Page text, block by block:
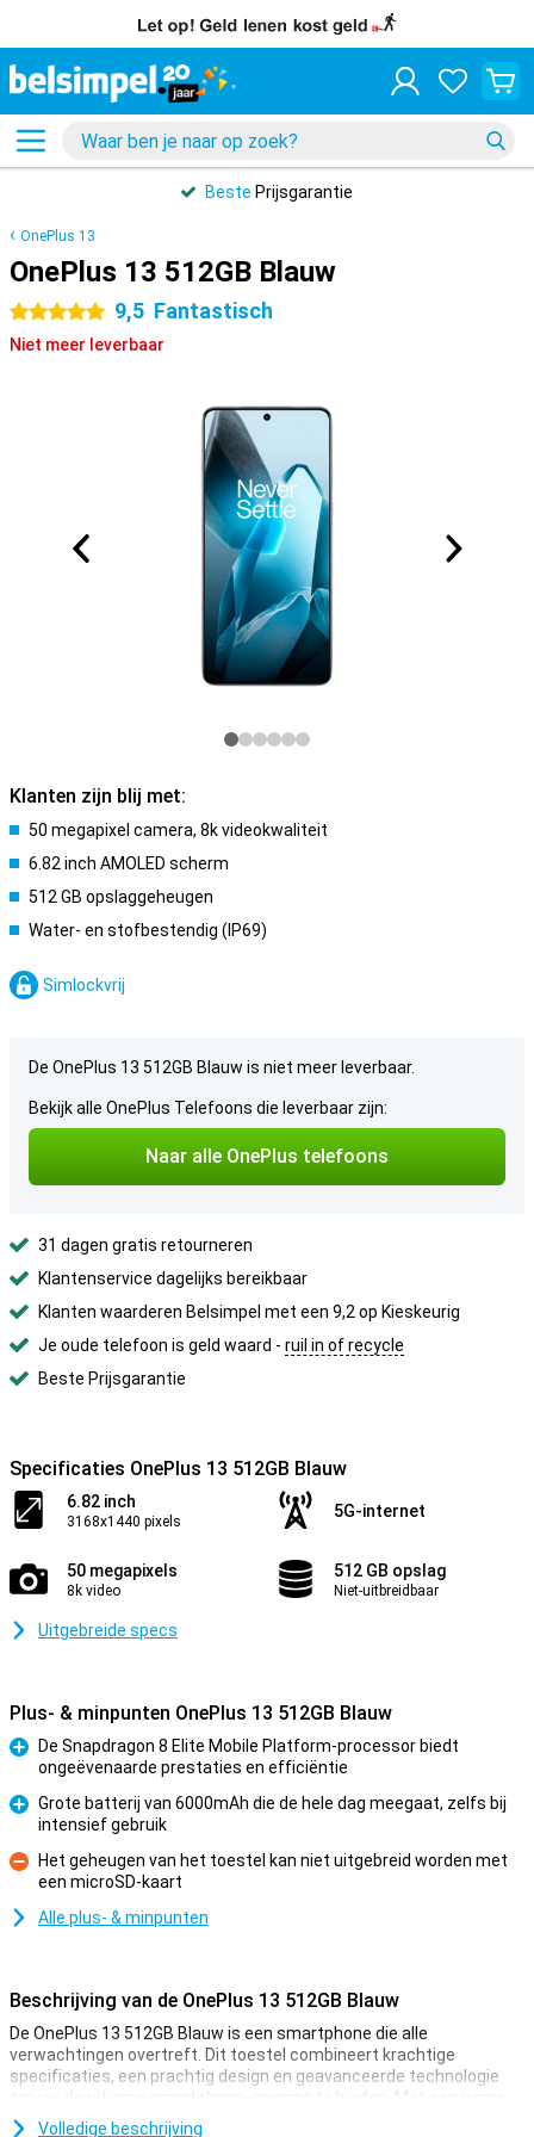
Beste Prijsgarantie
OnePlus 13
OnePlus 13 512GB Blauw
5 sterren 9,5 Fantastisch
Niet meer leverbaar
Klanten zijn blij met:
50 megapixel camera, 8k videokwaliteit
6.82 inch AMOLED scherm
512 GB opslaggeheugen
Water- en stofbestendig (IP69)
Simlockvrij
De OnePlus 13 512GB Blauw is niet meer leverbaar.
Bekijk alle OnePlus Telefoons die leverbaar zijn:
Naar alle OnePlus telefoons
31 dagen gratis retourneren
Klantenservice dagelijks bereikbaar
Klanten waarderen Belsimpel met een 9,2 op Kieskeurig
Je oude telefoon is geld waard - ruil in of recycle
Beste Prijsgarantie
Specificaties OnePlus 13 512GB Blauw
6.82 inch
3168x1440 pixels
5G-internet
50 megapixels
8k video
512 GB opslag
Niet-uitbreidbaar
Uitgebreide specs
Plus- & minpunten OnePlus 13 512GB Blauw
Pluspunt
De Snapdragon 8 Elite Mobile Platform-processor biedt
ongeëvenaarde prestaties en efficiëntie
Pluspunt
Grote batterij van 6000mAh die de hele dag meegaat, zelfs bij
intensief gebruik
Minpunt
Het geheugen van het toestel kan niet uitgebreid worden met
een microSD-kaart
Alle plus- & minpunten
Beschrijving van de OnePlus 13 512GB Blauw
De OnePlus 13 512GB Blauw is een smartphone die alle
verwachtingen overtreft. Dit toestel combineert krachtige
specificaties, een prachtig design en geavanceerde technologie
om jou de ultieme smartphone-ervaring te bieden. Met een ruime
opslagcapaciteit van 512GB hoef je je geen zorgen te maken over
Volledige beschrijving